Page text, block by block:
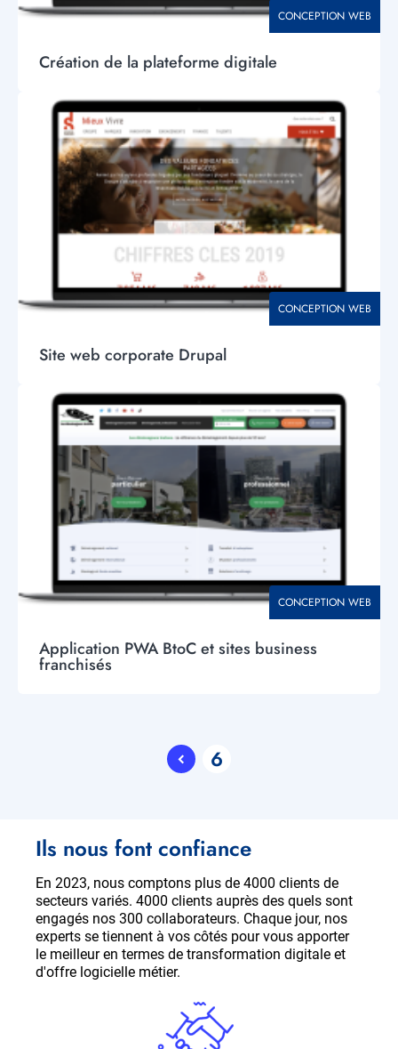
THÉMATIQUE
CONCEPTION WEB
Création de la plateforme digitale
principal
THÉMATIQUE
CONCEPTION WEB
Site web corporate Drupal
principal
THÉMATIQUE
CONCEPTION WEB
Application PWA BtoC et sites business
franchisés
Current
6
Ils nous font confiance
En 2023, nous comptons plus de 4000 clients de
secteurs variés. 4000 clients auprès des quels sont
engagés nos 300 collaborateurs. Chaque jour, nos
experts se tiennent à vos côtés pour vous apporter
le meilleur en termes de transformation digitale et
d'offre logicielle métier.